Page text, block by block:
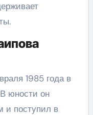
1985 года в
В юности он
и поступил в